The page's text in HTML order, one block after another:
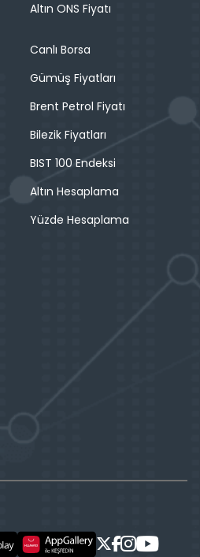
Altın ONS Fiyatı
Canlı Borsa
Gümüş Fiyatları
Brent Petrol Fiyatı
Bilezik Fiyatları
BIST 100 Endeksi
Altın Hesaplama
Yüzde Hesaplama